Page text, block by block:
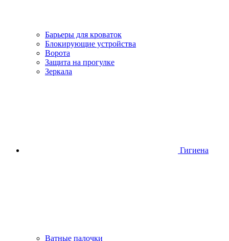
Барьеры для кроваток
Блокирующие устройства
Ворота
Защита на прогулке
Зеркала
Гигиена
Ватные палочки